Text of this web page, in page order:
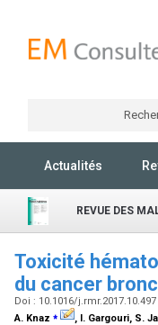
Actualités
REVUE DES
Toxicité
du cancer
Doi : 10.1016/j.rmr.2017.10.497
A. Knaz ⁎
, I. Gargouri, S.